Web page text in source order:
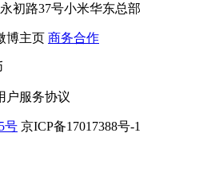
初路37号小米华东总部
博主页 商务合作
户服务协议
号 京ICP备17017388号-1